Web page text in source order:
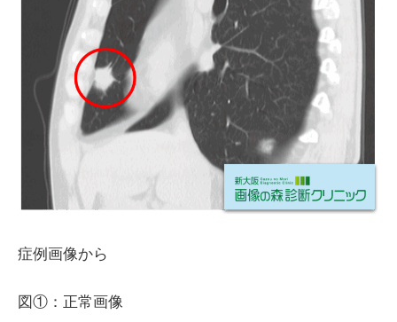
症例画像から
図①：正常画像